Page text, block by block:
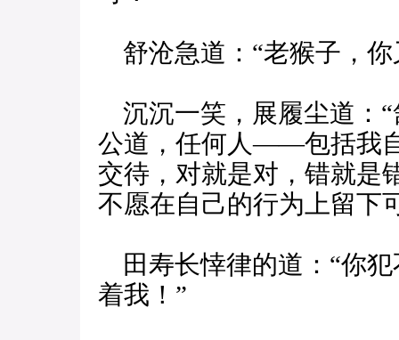
舒沧急道：“老猴子，你
沉沉一笑，展履尘道：
公道，任何人——包括我
交待，对就是对，错就是
不愿在自己的行为上留下
田寿长悻律的道：“你
着我！”